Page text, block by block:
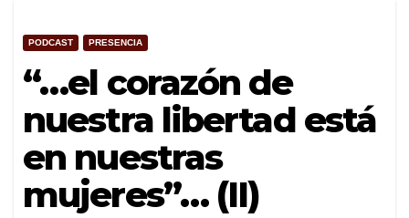
PODCAST PRESENCIA
“…el corazón de
nuestra libertad está
en nuestras
mujeres”… (II)